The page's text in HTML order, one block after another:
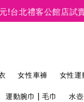
北禮客公館店試賣中
女性車褲 女性運
運動腕巾 | 毛巾 水